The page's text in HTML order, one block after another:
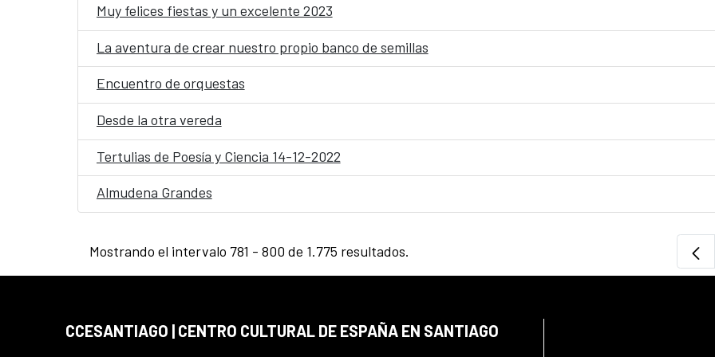
Muy felices fiestas y un excelente 2023
La aventura de crear nuestro propio banco de semillas
Encuentro de orquestas
Desde la otra vereda
Tertulias de Poesía y Ciencia 14-12-2022
Almudena Grandes
Mostrando el intervalo 781 - 800 de 1.775 resultados.
CCESANTIAGO | CENTRO CULTURAL DE ESPAÑA EN SANTIAGO